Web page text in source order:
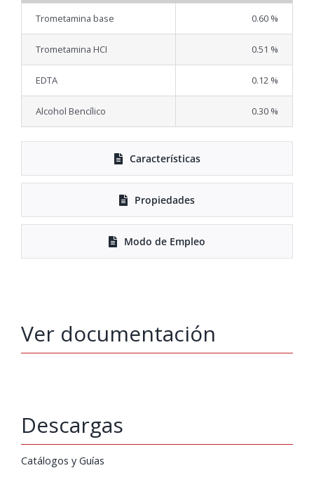
Trometamina base 0.60 %
Trometamina HCI 0.51 %
EDTA 0.12 %
Alcohol Bencílico 0.30 %
Características
Propiedades
Modo de Empleo
Ver documentación
Descargas
Catálogos y Guías